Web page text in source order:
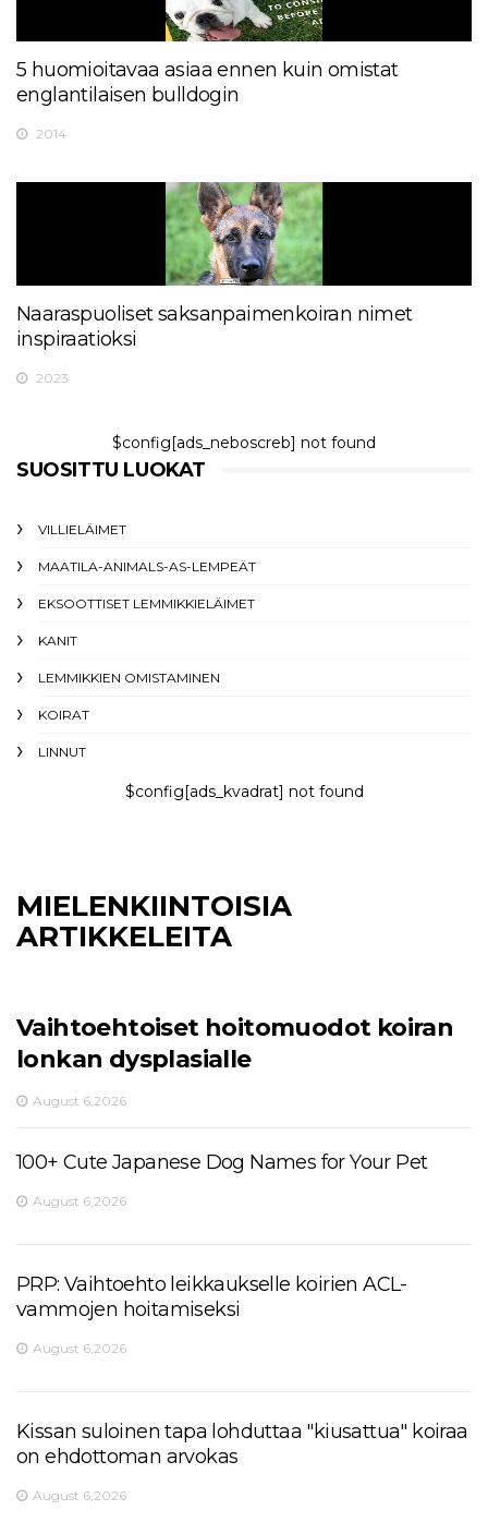
5 huomioitavaa asiaa ennen kuin omistat
englantilaisen bulldogin
2014
Naaraspuoliset saksanpaimenkoiran nimet
inspiraatioksi
2023
$config[ads_neboscreb] not found
SUOSITTU LUOKAT
VILLIELÄIMET
MAATILA-ANIMALS-AS-LEMPEÄT
EKSOOTTISET LEMMIKKIELÄIMET
KANIT
LEMMIKKIEN OMISTAMINEN
KOIRAT
LINNUT
$config[ads_kvadrat] not found
MIELENKIINTOISIA
ARTIKKELEITA
Vaihtoehtoiset hoitomuodot koiran
lonkan dysplasialle
August 6,2026
100+ Cute Japanese Dog Names for Your Pet
August 6,2026
PRP: Vaihtoehto leikkaukselle koirien ACL-
vammojen hoitamiseksi
August 6,2026
Kissan suloinen tapa lohduttaa "kiusattua" koiraa
on ehdottoman arvokas
August 6,2026